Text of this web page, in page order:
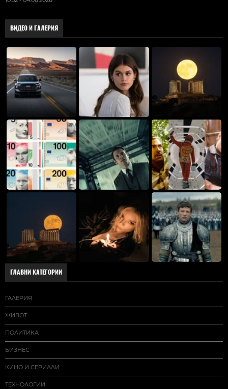
ВИДЕО И ГАЛЕРИЯ
ГЛАВНИ КАТЕГОРИИ
ГАЛЕРИЯ
ЖИВОТ
ПОЛИТИКА
БИЗНЕС
КИНО И СЕРИАЛИ
ТЕХНОЛОГИИ